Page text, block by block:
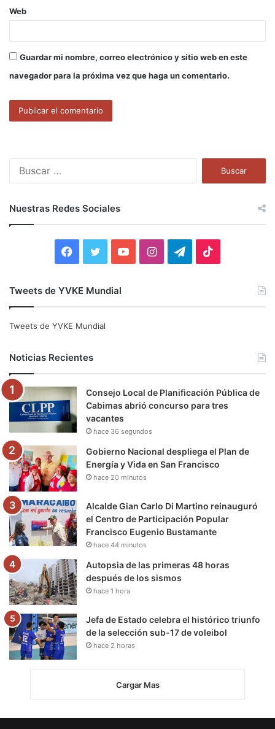
Web
Guardar mi nombre, correo electrónico y sitio web en este
navegador para la próxima vez que haga un comentario.
:
Nuestras Redes Sociales
e
o
o
k
t
e
r
b
e
I
g
r
m
r
a
k
Tweets de YVKE Mundial
Tweets de YVKE Mundial
Noticias Recientes
Consejo Local de Planificación Pública de
Cabimas abrió concurso para tres
vacantes
hace 36 segundos
Gobierno Nacional despliega el Plan de
Energía y Vida en San Francisco
hace 20 minutos
Alcalde Gian Carlo Di Martino reinauguró
el Centro de Participación Popular
Francisco Eugenio Bustamante
hace 44 minutos
Autopsia de las primeras 48 horas
después de los sismos
hace 1 hora
Jefa de Estado celebra el histórico triunfo
de la selección sub-17 de voleibol
hace 2 horas
Cargar Mas